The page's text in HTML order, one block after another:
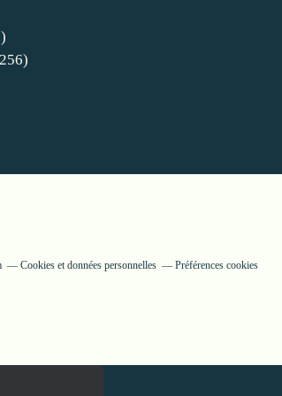
Cookies et données personnelles Préférences cookies